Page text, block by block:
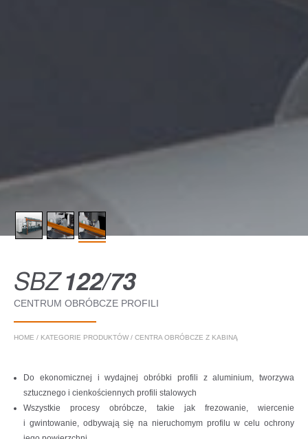
SBZ122/73
CENTRUM OBRÓBCZE PROFILI
HOME / KATEGORIE PRODUKTÓW/ CENTRA OBRÓBCZE Z KABINĄ
Do ekonomicznej i wydajnej obróbki profili z aluminium, tworzywa
sztucznego i cienkościennych profili stalowych
Wszystkie procesy obróbcze, takie jak frezowanie, wiercenie
i gwintowanie, odbywają się na nieruchomym profilu w celu ochrony